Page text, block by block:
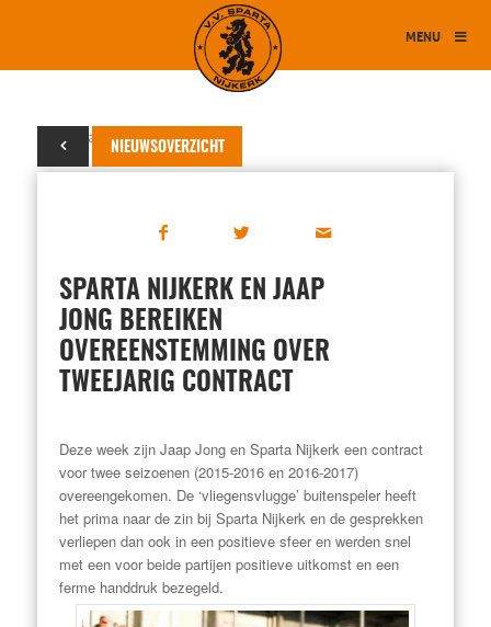
MENU
NIEUWSOVERZICHT
28 januari 2015
SPARTA NIJKERK EN JAAP
JONG BEREIKEN
OVEREENSTEMMING OVER
TWEEJARIG CONTRACT
Deze week zijn Jaap Jong en Sparta Nijkerk een contract
voor twee seizoenen (2015-2016 en 2016-2017)
overeengekomen. De ‘vliegensvlugge’ buitenspeler heeft
het prima naar de zin bij Sparta Nijkerk en de gesprekken
verliepen dan ook in een positieve sfeer en werden snel
met een voor beide partijen positieve uitkomst en een
ferme handdruk bezegeld.